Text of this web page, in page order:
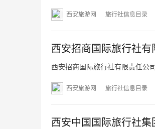
西安旅游网 旅行社信息目录
西安招商国际旅行社
西安招商国际旅行社有限责任公
西安旅游网 旅行社信息目录
西安中国国际旅行社